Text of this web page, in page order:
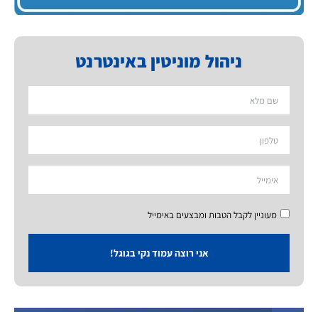
ניהול מוניטין באינטרנט
מעוניין לקבל הטבות ומבצעים באימייל
אני רוצה עמוד נקי בגוגל!